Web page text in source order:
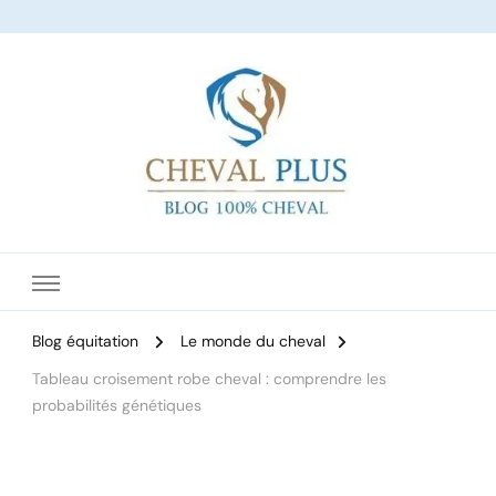
Blog équitation
Le monde du cheval
Tableau croisement robe cheval : comprendre les
probabilités génétiques